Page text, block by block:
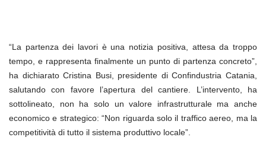
“La partenza dei lavori è una notizia positiva, attesa da troppo
tempo, e rappresenta finalmente un punto di partenza concreto”,
ha dichiarato Cristina Busi, presidente di Confindustria Catania,
salutando con favore l’apertura del cantiere. L’intervento, ha
sottolineato, non ha solo un valore infrastrutturale ma anche
economico e strategico: “Non riguarda solo il traffico aereo, ma la
competitività di tutto il sistema produttivo locale”.